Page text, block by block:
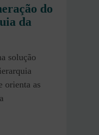
do
da
solução
orienta as